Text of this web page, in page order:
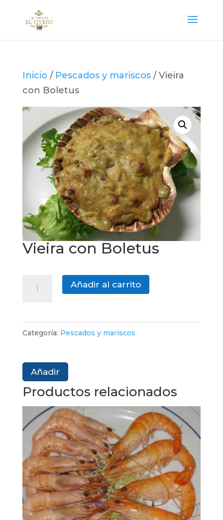
Inicio / Pescados y mariscos/ Vieira
con Boletus
Vieira con Boletus
Añadir al carrito
Categoría: Pescados y mariscos
Añadir
Productos relacionados